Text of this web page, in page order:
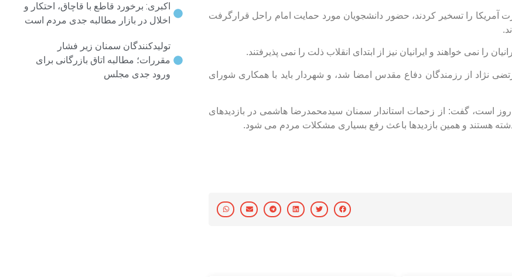
آمریکا را تسخیر کردند، حضور دانشجویان مورد حمایت امام راحل قرارگرفت
نمی خواهند و ایرانیان نیز از ابتدای انقلاب ذلت را نمی پذیرفتند.
از رزمندگان دفاع مقدس امضا شد، و شهردار باید با همکاری شورای
است، گفت: از زحمات استاندار سمنان سیدمحمدرضا هاشمی در بازدیدهای
هستند و همین بازدیدها باعث رفع بسیاری مشکلات مردم می شود.
اکبری: برخورد قاطع با قاچاق، احتکار و
اخلال در بازار مطالبه جدی مردم است
تولیدکنندگان سمنان زیر فشار
مقررات؛ مطالبه اتاق بازرگانی برای
ورود جدی مجلس